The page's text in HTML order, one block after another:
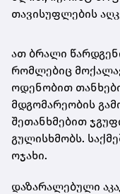
თავისუფლების
ათ ბრალი
რომლებიც
ოდენობით
მდგომარეობის
შეთანხმებით
გულისხმობს.
ოჯახი.
დაზარალებული